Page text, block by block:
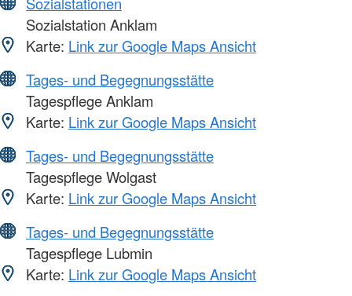
Sozialstation Anklam
Karte: Link zur Google Maps Ansicht
Tages- und Begegnungsstätte
Tagespflege Anklam
Karte: Link zur Google Maps Ansicht
Tages- und Begegnungsstätte
Tagespflege Wolgast
Karte: Link zur Google Maps Ansicht
Tages- und Begegnungsstätte
Tagespflege Lubmin
Karte: Link zur Google Maps Ansicht